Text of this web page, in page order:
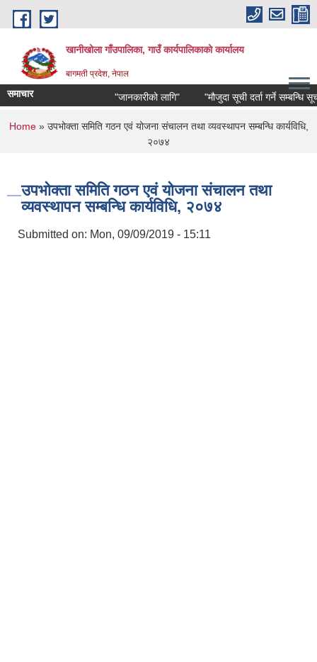
Skip to main content
खानीखोला गाँउपालिका, गाउँ कार्यपालिकाको कार्यालय
बागमती प्रदेश, नेपाल
समाचार "जानकारीको लागि" "मौजुदा सूची दर्ता गर्ने सम्बन्धि सूचना"
You are here
Home» उपभोक्ता समिति गठन एवं योजना संचालन तथा व्यवस्थापन सम्बन्धि कार्यविधि,
२०७४
उपभोक्ता समिति गठन एवं योजना संचालन तथा
व्यवस्थापन सम्बन्धि कार्यविधि, २०७४
Submitted on: Mon, 09/09/2019 - 15:11